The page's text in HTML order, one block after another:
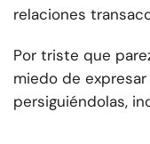
relaciones
Por triste que
miedo de
persiguiéndolas,